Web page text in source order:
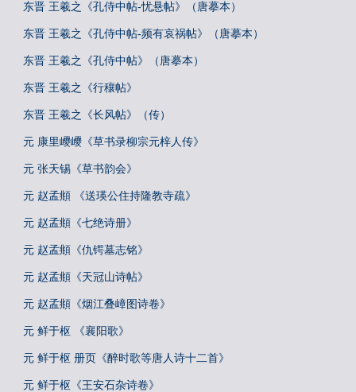
东晋 王羲之《孔侍中帖-忧悬帖》（唐摹本）
东晋 王羲之《孔侍中帖-频有哀祸帖》（唐摹本）
东晋 王羲之《孔侍中帖》（唐摹本）
东晋 王羲之《行穰帖》
东晋 王羲之《长风帖》（传）
元 康里巎巎《草书录柳宗元梓人传》
元 张天锡《草书韵会》
元 赵孟頫 《送瑛公住持隆教寺疏》
元 赵孟頫《七绝诗册》
元 赵孟頫《仇锷墓志铭》
元 赵孟頫《天冠山诗帖》
元 赵孟頫《烟江叠嶂图诗卷》
元 鲜于枢 《襄阳歌》
元 鲜于枢 册页《醉时歌等唐人诗十二首》
元 鲜于枢《王安石杂诗卷》